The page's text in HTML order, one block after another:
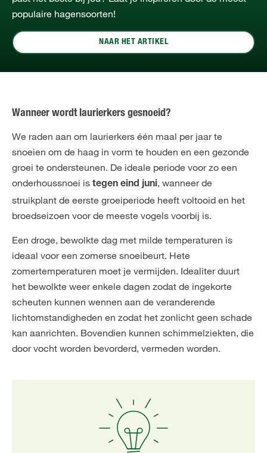
populaire hagensoorten!
NAAR HET ARTIKEL
Wanneer wordt laurierkers gesnoeid?
We raden aan om laurierkers één maal per jaar te
snoeien om de haag in vorm te houden en een gezonde
groei te ondersteunen. De ideale periode voor zo een
onderhoussnoei is tegen eind juni, wanneer de
struikplant de eerste groeiperiode heeft voltooid en het
broedseizoen voor de meeste vogels voorbij is.
Een droge, bewolkte dag met milde temperaturen is
ideaal voor een zomerse snoeibeurt. Hete
zomertemperaturen moet je vermijden. Idealiter duurt
het bewolkte weer enkele dagen zodat de ingekorte
scheuten kunnen wennen aan de veranderende
lichtomstandigheden en zodat het zonlicht geen schade
kan aanrichten. Bovendien kunnen schimmelziekten, die
door vocht worden bevorderd, vermeden worden.